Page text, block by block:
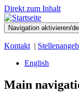
Direkt zum Inhalt
Navigation aktivieren/
Kontakt |
English
Main